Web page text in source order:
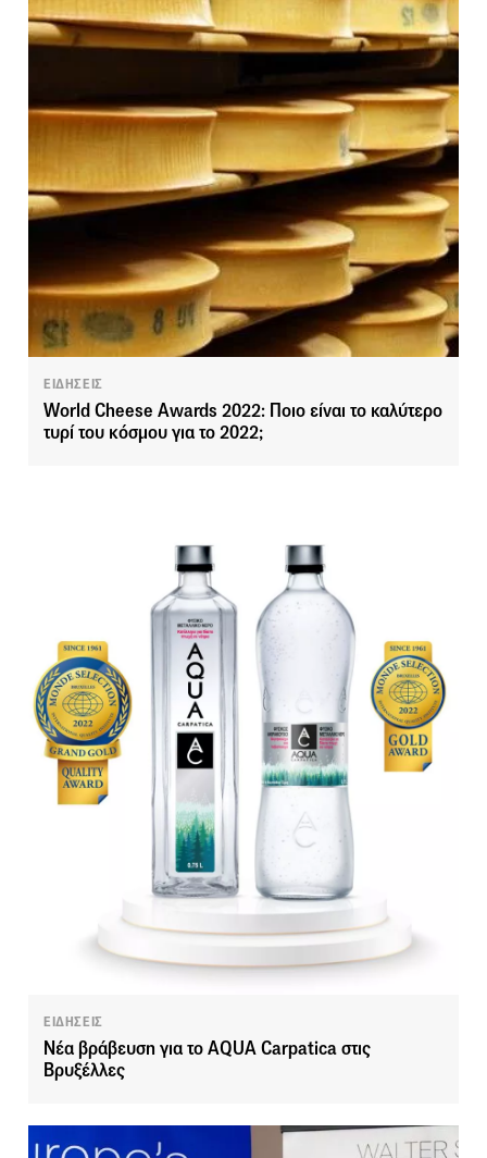
ΕΙΔΗΣΕΙΣ
World Cheese Awards 2022: Ποιο είναι το καλύτερο
τυρί του κόσμου για το 2022;
ΕΙΔΗΣΕΙΣ
Νέα βράβευση για το AQUA Carpatica στις
Βρυξέλλες